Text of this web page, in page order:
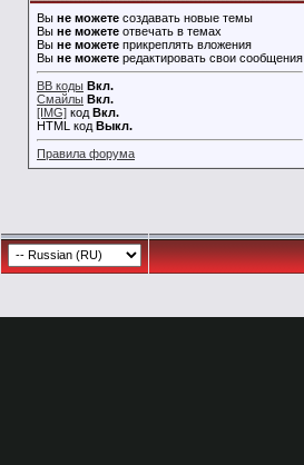
Вы не можете создавать новые темы
Вы не можете отвечать в темах
Вы не можете прикреплять вложения
Вы не можете редактировать свои сообщения
BB коды Вкл.
Смайлы Вкл.
[IMG] код Вкл.
HTML код Выкл.
Правила форума